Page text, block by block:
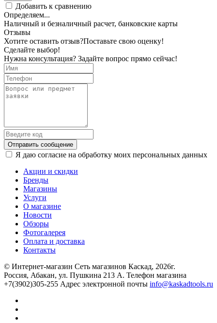
Добавить к сравнению
Определяем...
Наличный и безналичный расчет, банковские карты
Отзывы
Хотите оставить отзыв?Поставьте свою оценку!
Сделайте выбор!
Нужна консультация? Задайте вопрос прямо сейчас!
Отправить сообщение
Я даю согласие на обработку моих персональных данных
Акции и скидки
Бренды
Магазины
Услуги
О магазине
Новости
Обзоры
Фотогалерея
Оплата и доставка
Контакты
© Интернет-магазин Сеть магазинов Каскад, 2026г.
Россия, Абакан, ул. Пушкина 213 А. Телефон магазина
+7(3902)305-255 Адрес электронной почты info@kaskadtools.ru